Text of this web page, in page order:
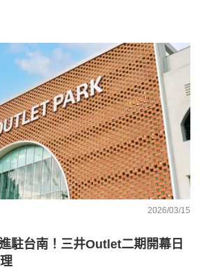
2026/03/15
駐台南！三井Outlet二期開幕日